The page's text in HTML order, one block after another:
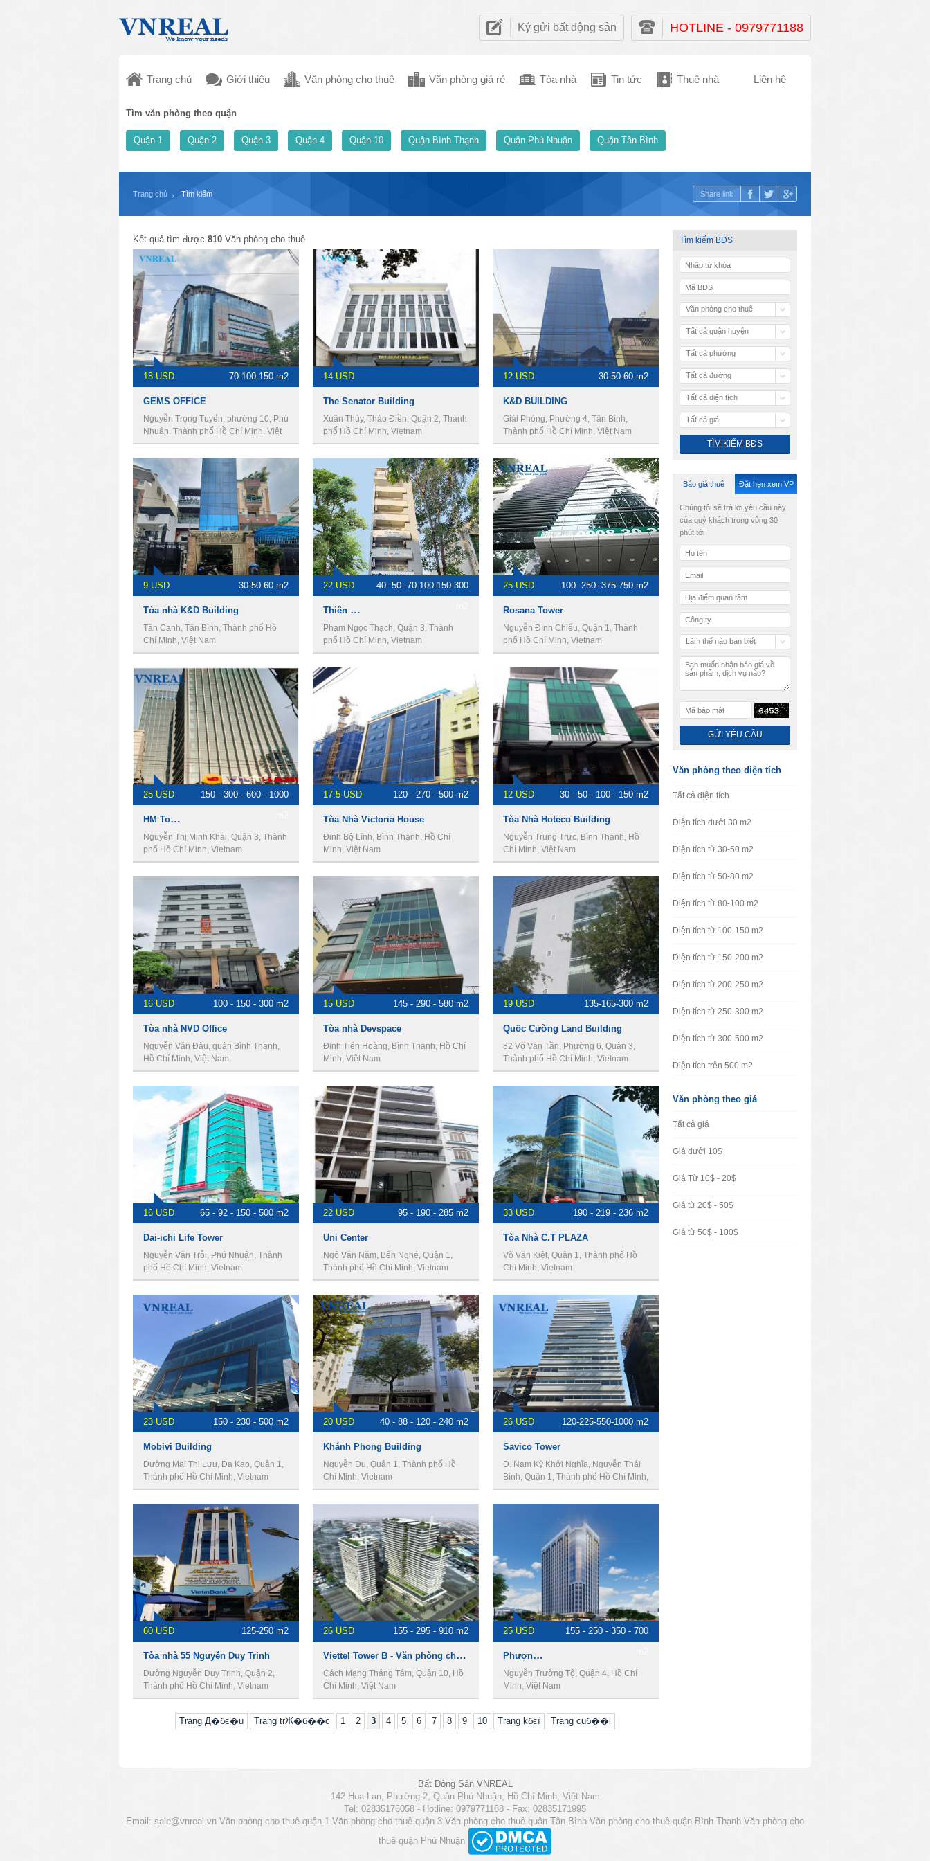
Ký gửi bất động sản HOTLINE - 0979771188
Trang chủ Giới thiệu Văn phòng cho thuê Văn phòng giá rẻ Tòa nhà Tin tức Thuê nhà Liên hệ
Tìm văn phòng theo quận
Quận 1 Quận 2 Quận 3 Quận 4 Quận 10 Quận Bình Thạnh Quận Phú Nhuận Quận Tân Bình
Trang chủ Tìm kiếm Share link
Kết quả tìm được 810 Văn phòng cho thuê
18 USD 70-100-150 m2
GEMS OFFICE
Nguyễn Trọng Tuyển, phường 10, Phú
Nhuận, Thành phố Hồ Chí Minh, Việt
Nam
14 USD
The Senator Building
Xuân Thủy, Thảo Điền, Quận 2, Thành
phố Hồ Chí Minh, Vietnam
12 USD 30-50-60 m2
K&D BUILDING
Giải Phóng, Phường 4, Tân Bình,
Thành phố Hồ Chí Minh, Việt Nam
9 USD 30-50-60 m2
Tòa nhà K&D Building
Tân Canh, Tân Bình, Thành phố Hồ
Chí Minh, Việt Nam
22 USD
40- 50- 70-100-150-300
Thiên Nam Building
Phạm Ngọc Thạch, Quận 3, Thành
phố Hồ Chí Minh, Vietnam
25 USD 100- 250- 375-750 m2
Rosana Tower
Nguyễn Đình Chiểu, Quận 1, Thành
phố Hồ Chí Minh, Vietnam
25 USD
150 - 300 - 600 - 1000
HM Tower, Cho thuê văn phòng quận 3
Nguyễn Thị Minh Khai, Quận 3, Thành
phố Hồ Chí Minh, Vietnam
17.5 USD 120 - 270 - 500 m2
Tòa Nhà Victoria House
Đinh Bộ Lĩnh, Bình Thạnh, Hồ Chí
Minh, Việt Nam
12 USD 30 - 50 - 100 - 150 m2
Tòa Nhà Hoteco Building
Nguyễn Trung Trực, Bình Thạnh, Hồ
Chí Minh, Việt Nam
16 USD 100 - 150 - 300 m2
Tòa nhà NVD Office
Nguyễn Văn Đậu, quận Bình Thạnh,
Hồ Chí Minh, Việt Nam
15 USD 145 - 290 - 580 m2
Tòa nhà Devspace
Đinh Tiên Hoàng, Bình Thạnh, Hồ Chí
Minh, Việt Nam
19 USD 135-165-300 m2
Quốc Cường Land Building
82 Võ Văn Tần, Phường 6, Quận 3,
Thành phố Hồ Chí Minh, Vietnam
16 USD 65 - 92 - 150 - 500 m2
Dai-ichi Life Tower
Nguyễn Văn Trỗi, Phú Nhuận, Thành
phố Hồ Chí Minh, Vietnam
22 USD 95 - 190 - 285 m2
Uni Center
Ngô Văn Năm, Bến Nghé, Quận 1,
Thành phố Hồ Chí Minh, Vietnam
33 USD 190 - 219 - 236 m2
Tòa Nhà C.T PLAZA
Võ Văn Kiệt, Quận 1, Thành phố Hồ
Chí Minh, Vietnam
23 USD 150 - 230 - 500 m2
Mobivi Building
Đường Mai Thị Lựu, Đa Kao, Quận 1,
Thành phố Hồ Chí Minh, Vietnam
20 USD 40 - 88 - 120 - 240 m2
Khánh Phong Building
Nguyễn Du, Quận 1, Thành phố Hồ
Chí Minh, Vietnam
26 USD 120-225-550-1000 m2
Savico Tower
Đ. Nam Kỳ Khởi Nghĩa, Nguyễn Thái
Bình, Quận 1, Thành phố Hồ Chí Minh,
Việt Nam
60 USD 125-250 m2
Tòa nhà 55 Nguyễn Duy Trinh
Đường Nguyễn Duy Trinh, Quận 2,
Thành phố Hồ Chí Minh, Vietnam
26 USD 155 - 295 - 910 m2
Viettel Tower B - Văn phòng cho thuê quận 10.
Cách Mạng Tháng Tám, Quận 10, Hồ
Chí Minh, Việt Nam
25 USD
155 - 250 - 350 - 700
Phượng Long 2 - Cho thuê văn phòng Quận 4
Nguyễn Trường Tộ, Quận 4, Hồ Chí
Minh, Việt Nam
Trang Д�бє�u Trang trЖ�б��c 1 2 3 4 5 6 7 8 9 10 Trang kбєї Trang cuб��i
Tìm kiếm BĐS
Văn phòng cho thuê
Tất cả quận huyện
Tất cả phường
Tất cả đường
Tất cả diện tích
Tất cả giá
Báo giá thuê Đặt hẹn xem VP
Chúng tôi sẽ trả lời yêu cầu này
của quý khách trong vòng 30
phút tới
Làm thế nào bạn biết
Văn phòng theo diện tích
Tất cả diện tích
Diện tích dưới 30 m2
Diện tích từ 30-50 m2
Diện tích từ 50-80 m2
Diện tích từ 80-100 m2
Diện tích từ 100-150 m2
Diện tích từ 150-200 m2
Diện tích từ 200-250 m2
Diện tích từ 250-300 m2
Diện tích từ 300-500 m2
Diện tích trên 500 m2
Văn phòng theo giá
Tất cả giá
Giá dưới 10$
Giá Từ 10$ - 20$
Giá từ 20$ - 50$
Giá từ 50$ - 100$
Bất Động Sản VNREAL
142 Hoa Lan, Phường 2, Quận Phú Nhuận, Hồ Chí Minh, Việt Nam
Tel: 02835176058 - Hotline: 0979771188 - Fax: 02835171995
Email: sale@vnreal.vn Văn phòng cho thuê quận 1 Văn phòng cho thuê quận 3 Văn phòng cho thuê quận Tân Bình Văn phòng cho thuê quận Bình Thạnh Văn phòng cho
thuê quận Phú Nhuận